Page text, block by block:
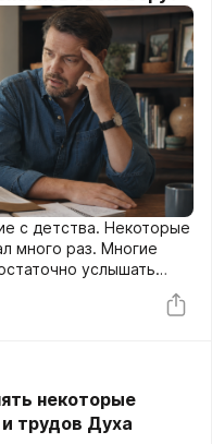
с детства. Некоторые
много раз. Многие
услышать
некоторые
трудов Духа